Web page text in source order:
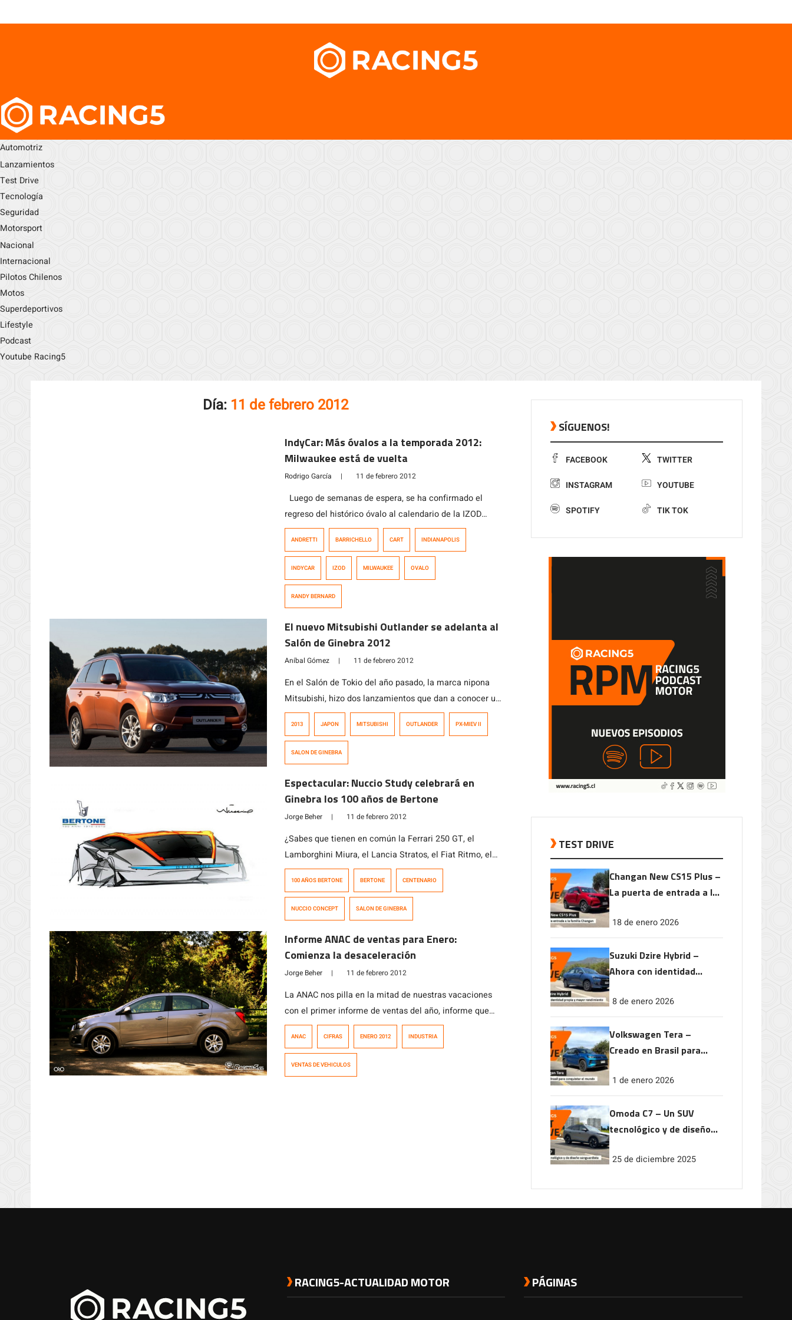
Automotriz
Lanzamientos
Test Drive
Tecnología
Seguridad
Motorsport
Nacional
Internacional
Pilotos Chilenos
Motos
Superdeportivos
Lifestyle
Podcast
Youtube Racing5
Día: 11 de febrero 2012
IndyCar: Más óvalos a la temporada 2012:
Milwaukee está de vuelta
Rodrigo García | 11 de febrero 2012
Luego de semanas de espera, se ha confirmado el
regreso del histórico óvalo al calendario de la IZOD
IndyCar Series, una noticia que ha alegrado a todos los
contrato de auspicio con IZOD, y que […]
ANDRETTI BARRICHELLO CART INDIANAPOLIS
INDYCAR IZOD MILWAUKEE OVALO
RANDY BERNARD
El nuevo Mitsubishi Outlander se adelanta al
Salón de Ginebra 2012
Aníbal Gómez | 11 de febrero 2012
En el Salón de Tokio del año pasado, la marca nipona
Mitsubishi, hizo dos lanzamientos que dan a conocer un
poco la linea que mantendran en cuanto a diseño
un moderno SUV híbrido/eléctrico llamado PX-MiEV II,
el que a todas luces […]
2013 JAPON MITSUBISHI OUTLANDER PX-MIEV II
SALON DE GINEBRA
Espectacular: Nuccio Study celebrará en
Ginebra los 100 años de Bertone
Jorge Beher | 11 de febrero 2012
¿Sabes que tienen en común la Ferrari 250 GT, el
Lamborghini Miura, el Lancia Stratos, el Fiat Ritmo, el
Daewoo Espero, el Citroën ZX y el Chery Face? Todos
italianas más reconocidas del mundo, junto
con Pininfarina e Italdesign. Grandes diseñadores […]
100 AÑOS BERTONE BERTONE CENTENARIO
NUCCIO CONCEPT SALON DE GINEBRA
Informe ANAC de ventas para Enero:
Comienza la desaceleración
Jorge Beher | 11 de febrero 2012
La ANAC nos pilla en la mitad de nuestras vacaciones
con el primer informe de ventas del año, informe que
como todos los meses, nos informa un poco del
para el 2012? La desaceleración del mercado. No, no te
ANAC CIFRAS ENERO 2012 INDUSTRIA
VENTAS DE VEHICULOS
SÍGUENOS!
FACEBOOK TWITTER
INSTAGRAM YOUTUBE
SPOTIFY TIK TOK
TEST DRIVE
Changan New CS15 Plus –
La puerta de entrada a la
18 de enero 2026
Suzuki Dzire Hybrid –
Ahora con identidad
rendimiento
8 de enero 2026
Volkswagen Tera –
Creado en Brasil para
1 de enero 2026
Omoda C7 – Un SUV
tecnológico y de diseño
25 de diciembre 2025
RACING5-ACTUALIDAD MOTOR PÁGINAS